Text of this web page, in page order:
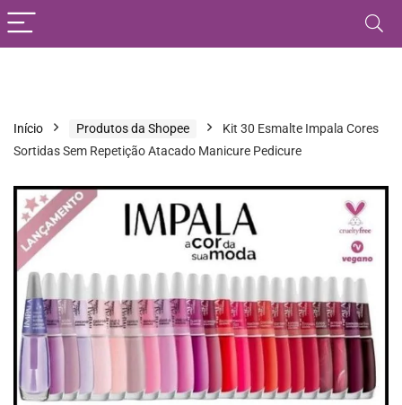
Início Produtos da Shopee
Kit 30 Esmalte Impala Cores
Sortidas Sem Repetição Atacado Manicure Pedicure